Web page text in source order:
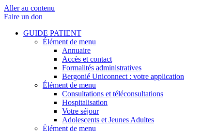
Aller au contenu
Faire un don
GUIDE PATIENT
Élément de menu
Annuaire
Accès et contact
Formalités administratives
Bergonié Uniconnect : votre application
Élément de menu
Consultations et téléconsultations
Hospitalisation
Votre séjour
Adolescents et Jeunes Adultes
Élément de menu